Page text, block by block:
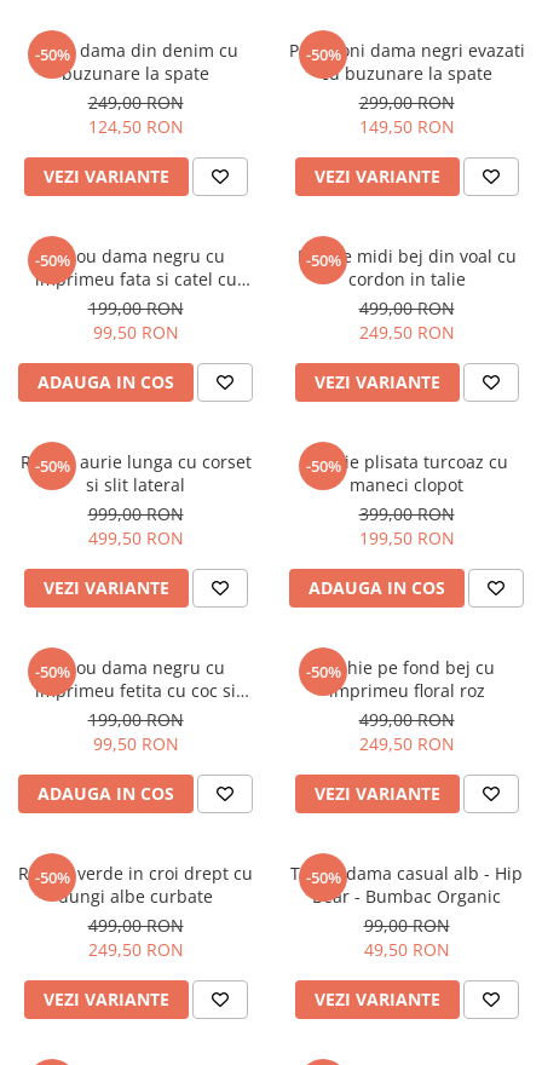
-50%
Blugi dama din denim cu
buzunare la spate
249,00 RON
124,50 RON
VEZI VARIANTE
-50%
Pantaloni dama negri evazati
cu buzunare la spate
299,00 RON
149,50 RON
VEZI VARIANTE
-50%
Tricou dama negru cu
imprimeu fata si catel cu
ochelari
199,00 RON
99,50 RON
ADAUGA IN COS
-50%
Rochie midi bej din voal cu
cordon in talie
499,00 RON
249,50 RON
VEZI VARIANTE
-50%
Rochie aurie lunga cu corset
si slit lateral
999,00 RON
499,50 RON
VEZI VARIANTE
-50%
Rochie plisata turcoaz cu
maneci clopot
399,00 RON
199,50 RON
ADAUGA IN COS
-50%
Tricou dama negru cu
imprimeu fetita cu coc si
ochelari albastrii
199,00 RON
99,50 RON
ADAUGA IN COS
-50%
Rochie pe fond bej cu
imprimeu floral roz
499,00 RON
249,50 RON
VEZI VARIANTE
-50%
Rochie verde in croi drept cu
dungi albe curbate
499,00 RON
249,50 RON
VEZI VARIANTE
-50%
Tricou dama casual alb - Hip
Bear - Bumbac Organic
99,00 RON
49,50 RON
VEZI VARIANTE